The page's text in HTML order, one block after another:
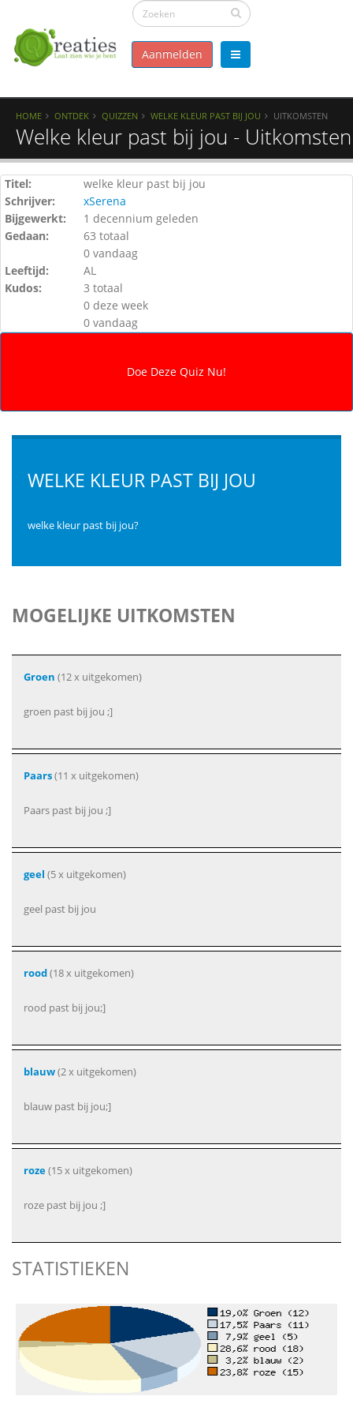
Aanmelden
HOME ONTDEK QUIZZEN WELKE KLEUR PAST BIJ JOU UITKOMSTEN
Welke kleur past bij jou - Uitkomsten
Titel:
welke kleur past bij jou
Schrijver:
xSerena
Bijgewerkt:
1 decennium geleden
Gedaan:
63 totaal
0 vandaag
Leeftijd:
AL
Kudos:
3 totaal
0 deze week
0 vandaag
WELKE KLEUR PAST BIJ JOU
welke kleur past bij jou?
MOGELIJKE UITKOMSTEN
Groen (12 x uitgekomen)
groen past bij jou ;]
Paars(11 x uitgekomen)
Paars past bij jou ;]
geel (5 x uitgekomen)
geel past bij jou
rood(18 x uitgekomen)
rood past bij jou;]
blauw(2 x uitgekomen)
blauw past bij jou;]
roze(15 x uitgekomen)
roze past bij jou ;]
STATISTIEKEN